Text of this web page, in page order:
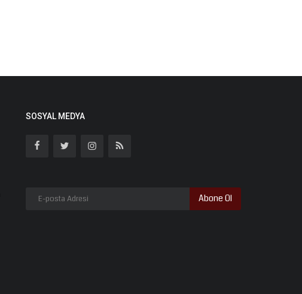
SOSYAL MEDYA
Abone Ol